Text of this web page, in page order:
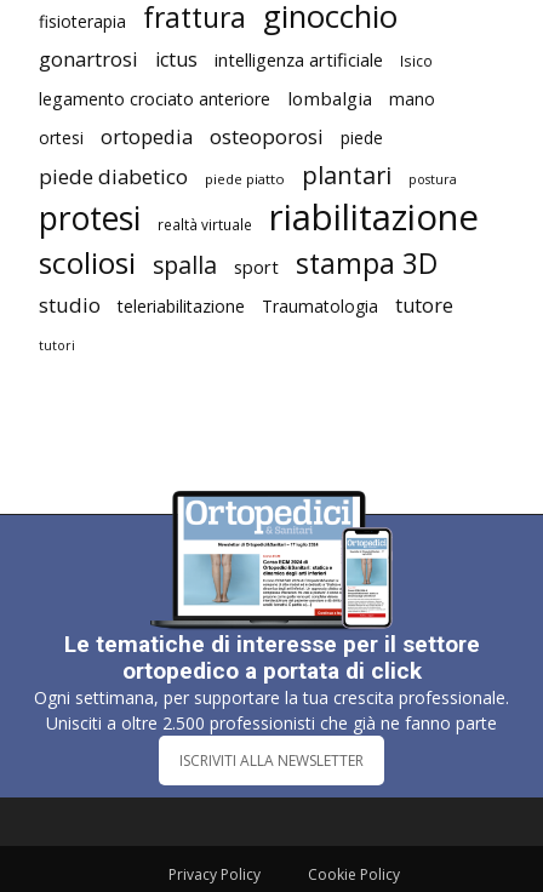
fisioterapia frattura ginocchio
gonartrosi ictus intelligenza artificiale Isico
legamento crociato anteriore lombalgia
mano
ortesi
ortopedia osteoporosi piede
piede diabetico piede piatto plantari postura
protesi realtà virtuale riabilitazione
scoliosi spalla sport stampa 3D
studio teleriabilitazione Traumatologia tutore
tutori
Le tematiche di interesse per il settore
ortopedico a portata di click
Ogni settimana, per supportare la tua crescita professionale.
Unisciti a oltre 2.500 professionisti che già ne fanno parte
ISCRIVITI ALLA NEWSLETTER
Privacy Policy Cookie Policy